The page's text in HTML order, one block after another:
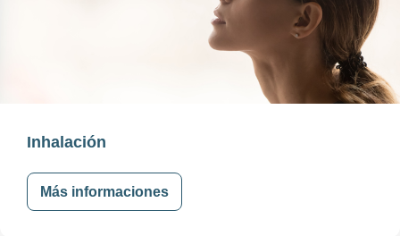
Inhalación
Más informaciones